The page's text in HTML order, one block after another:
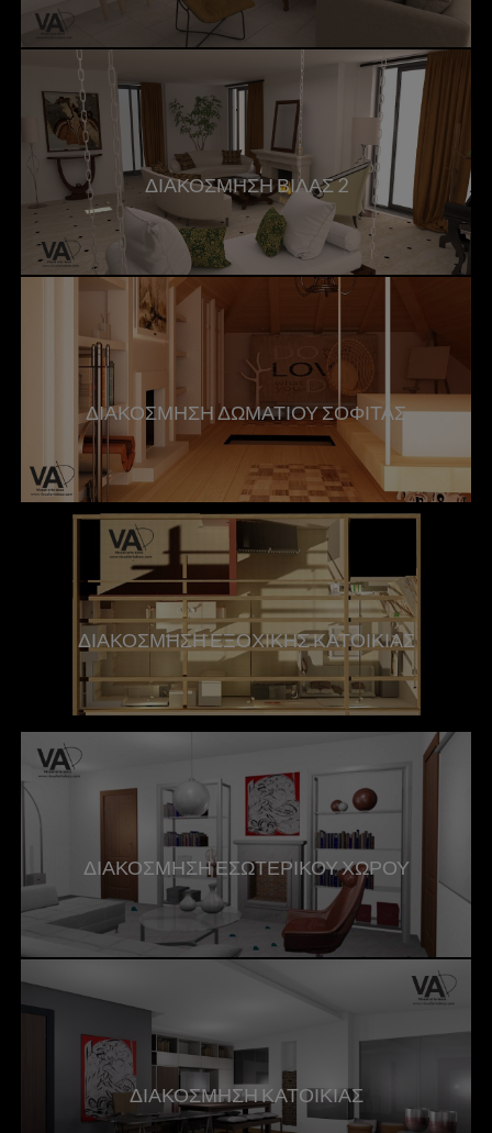
ΔΙΑΚΟΣΜΗΣΗ ΒΙΛΑΣ 2
ΔΙΑΚΟΣΜΗΣΗ ΔΩΜΑΤΙΟΥ ΣΟΦΙΤΑΣ
ΔΙΑΚΟΣΜΗΣΗ ΕΞΟΧΙΚΗΣ ΚΑΤΟΙΚΙΑΣ
ΔΙΑΚΟΣΜΗΣΗ ΕΣΩΤΕΡΙΚΟΥ ΧΩΡΟΥ
ΔΙΑΚΟΣΜΗΣΗ ΚΑΤΟΙΚΙΑΣ